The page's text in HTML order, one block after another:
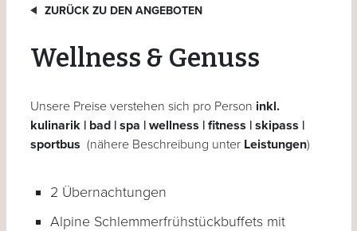
ZURÜCK ZU DEN ANGEBOTEN
Wellness & Genuss
Unsere Preise verstehen sich pro Person inkl.
kulinarik | bad | spa | wellness | fitness | skipass |
sportbus (nähere Beschreibung unter Leistungen)
2 Übernachtungen
Alpine Schlemmerfrühstückbuffets mit